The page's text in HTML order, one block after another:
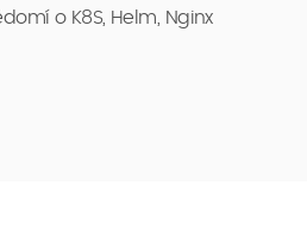
o K8S, Helm, Nginx